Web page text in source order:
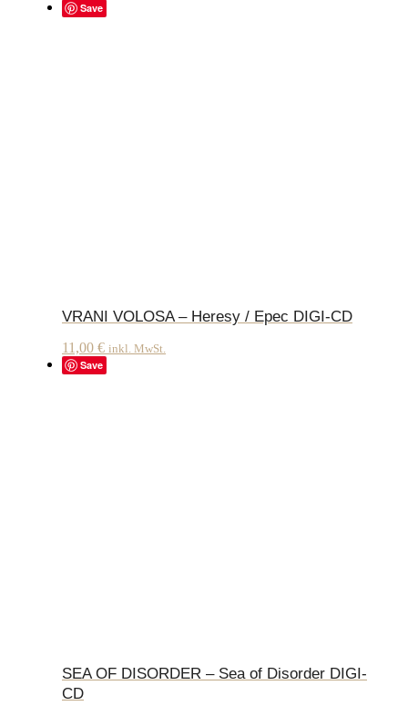
Save
VRANI VOLOSA – Heresy / Epec DIGI-CD
11,00 € inkl. MwSt.
Save
SEA OF DISORDER – Sea of Disorder DIGI-
CD